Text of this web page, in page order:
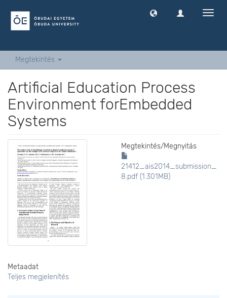
Megtekintés
Artificial Education Process
Environment forEmbedded
Systems
Megtekintés/Megnyitás
21412_ais2014_submission_
8.pdf (1.301MB)
Metaadat
Teljes megjelenítés